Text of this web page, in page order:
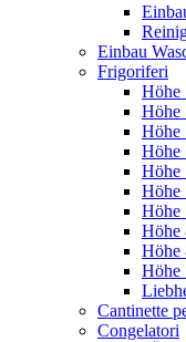
Einbau
Frigoriferi
Höhe
Höhe
Höhe
Höhe
Höhe
Höhe
Höhe
Höhe
Höhe
Höhe
Cantinette
Congelatori